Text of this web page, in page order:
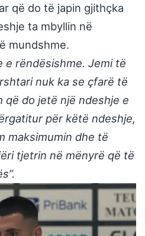
që do të japin gjithçka
ta mbyllin në
mundshme.
e rëndësishme. Jemi të
nuk ka se çfarë të
që do jetë një ndeshje e
për këtë ndeshje,
maksimumin dhe të
tjetrin në mënyrë që të